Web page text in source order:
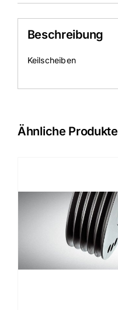
Beschreibung
Keilscheiben
Ähnliche Produkte